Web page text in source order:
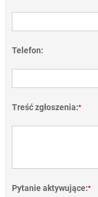
Telefon:
Treść zgłoszenia:*
Pytanie aktywujące:*